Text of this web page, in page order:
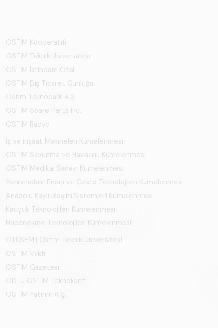
OSTİM Kooperatifi
OSTİM Teknik Üniversitesi
OSTİM İstihdam Ofisi
OSTİM Dış Ticaret Günlüğü
Ostim Teknopark A.Ş.
OSTİM Spare Parts Inc.
OSTİM Radyo
İş ve İnşaat Makineleri Kümelenmesi
OSTİM Savunma ve Havacılık Kümelenmesi
OSTİM Medikal Sanayi Kümelenmesi
Yenilenebilir Enerji ve Çevre Teknolojileri Kümelenmesi
Anadolu Raylı Ulaşım Sistemleri Kümelenmesi
Kauçuk Teknolojileri Kümelenmesi
Haberleşme Teknolojileri Kümelenmesi
OTÜSEM | Ostim Teknik Üniversitesi
OSTİM Vakfı
OSTİM Gazetesi
ODTÜ OSTİM Teknokent
OSTİM Yatırım A.Ş.